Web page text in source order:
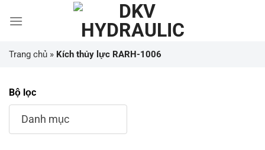
đến
dungTrang chủ » Kích thủy lực RARH-1006
Bộ lọc
Danh mục